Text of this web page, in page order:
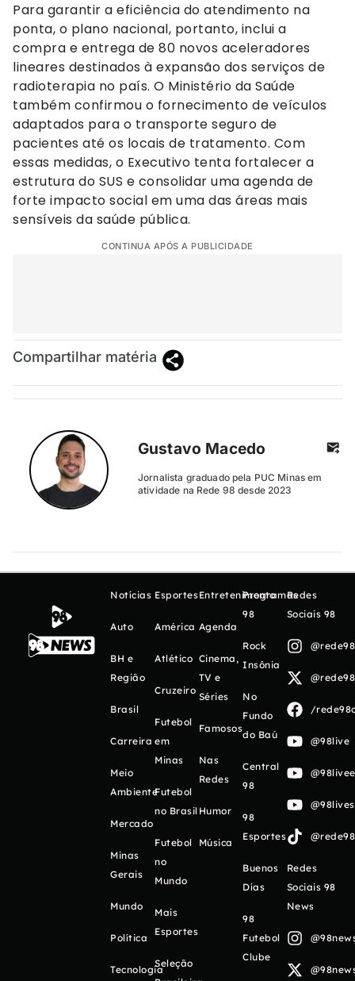
Para garantir a eficiência do atendimento na
ponta, o plano nacional, portanto, inclui a
compra e entrega de 80 novos aceleradores
lineares destinados à expansão dos serviços de
radioterapia no país. O Ministério da Saúde
também confirmou o fornecimento de veículos
adaptados para o transporte seguro de
pacientes até os locais de tratamento. Com
essas medidas, o Executivo tenta fortalecer a
estrutura do SUS e consolidar uma agenda de
forte impacto social em uma das áreas mais
sensíveis da saúde pública.
CONTINUA APÓS A PUBLICIDADE
Compartilhar matéria
Gustavo Macedo
Jornalista graduado pela PUC Minas em
atividade na Rede 98 desde 2023
Notícias
Auto
BH e
Região
Brasil
Carreira
Meio
Ambiente
Mercado
Minas
Gerais
Mundo
Política
Tecnologia
Esportes
América
Atlético
Cruzeiro
Futebol
em
Minas
Futebol
no Brasil
Futebol
no
Mundo
Mais
Esportes
Seleção
Entretenimento
Agenda
Cinema,
TV e
Séries
Famosos
Nas
Redes
Humor
Música
Programas
98
Rock
Insônia
No
Fundo
do Baú
Central
98
98
Esportes
Buenos
Días
98
Futebol
Clube
Redes
Sociais 98
/
@98live
Redes
Sociais 98
News